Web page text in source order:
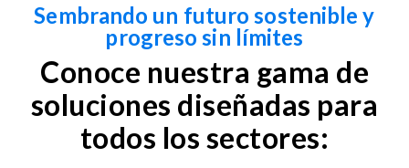
Sembrando un futuro sostenible y
progreso sin límites
Conoce nuestra gama de
soluciones diseñadas para
todos los sectores: